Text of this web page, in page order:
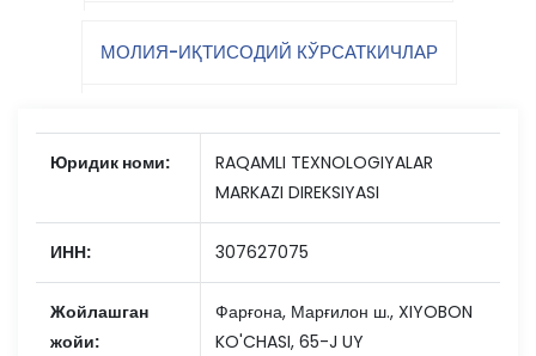
МОЛИЯ-ИҚТИСОДИЙ КЎРСАТКИЧЛАР
Юридик номи:
RAQAMLI TEXNOLOGIYALAR
MARKAZI DIREKSIYASI
ИНН: 307627075
Жойлашган
жойи:
Фарғона, Марғилон ш., XIYOBON
KO'CHASI, 65-J UY